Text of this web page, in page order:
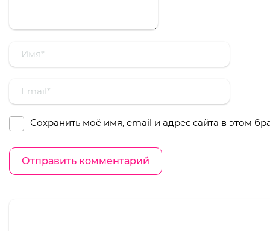
Сохранить моё имя, email и адрес сайта в этом